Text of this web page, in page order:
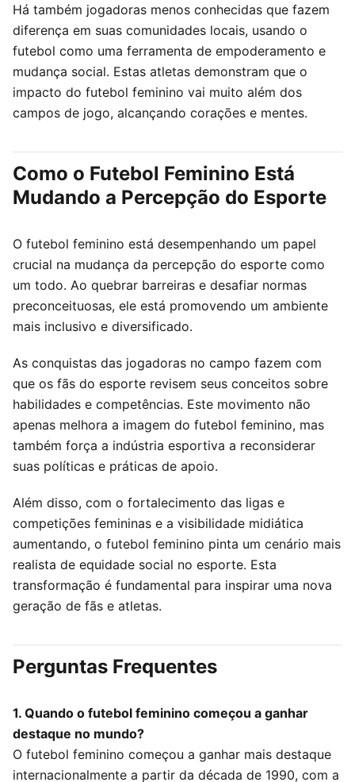
Há também jogadoras menos conhecidas que fazem
diferença em suas comunidades locais, usando o
futebol como uma ferramenta de empoderamento e
mudança social. Estas atletas demonstram que o
impacto do futebol feminino vai muito além dos
campos de jogo, alcançando corações e mentes.
Como o Futebol Feminino Está
Mudando a Percepção do Esporte
O futebol feminino está desempenhando um papel
crucial na mudança da percepção do esporte como
um todo. Ao quebrar barreiras e desafiar normas
preconceituosas, ele está promovendo um ambiente
mais inclusivo e diversificado.
As conquistas das jogadoras no campo fazem com
que os fãs do esporte revisem seus conceitos sobre
habilidades e competências. Este movimento não
apenas melhora a imagem do futebol feminino, mas
também força a indústria esportiva a reconsiderar
suas políticas e práticas de apoio.
Além disso, com o fortalecimento das ligas e
competições femininas e a visibilidade midiática
aumentando, o futebol feminino pinta um cenário mais
realista de equidade social no esporte. Esta
transformação é fundamental para inspirar uma nova
geração de fãs e atletas.
Perguntas Frequentes
1. Quando o futebol feminino começou a ganhar
destaque no mundo?
O futebol feminino começou a ganhar mais destaque
internacionalmente a partir da década de 1990, com a